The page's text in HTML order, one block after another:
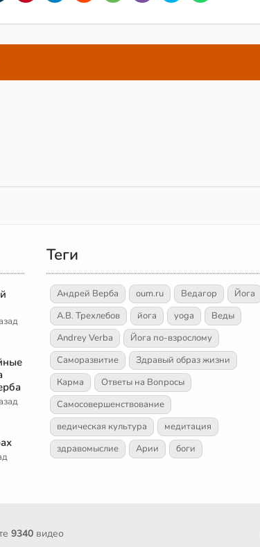
Теги
Андрей Верба oum.ru Ведагор
Йога
А.В. Трехлебов
йога yoga
Веды
Andrey Verba
Йога по-взрослому
Саморазвитие
Здравый образ жизни
Карма
Ответы на Вопросы
Самосовершенствование
ведическая культура
медитация
здравомыслие
Арии боги
9340 видео